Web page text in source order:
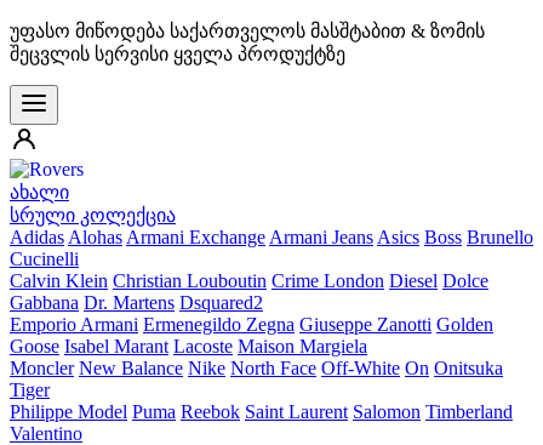
უფასო მიწოდება საქართველოს მასშტაბით & ზომის
შეცვლის სერვისი ყველა პროდუქტზე
ახალი
სრული კოლექცია
Adidas Alohas Armani Exchange Armani Jeans Asics Boss Brunello
Cucinelli
Calvin Klein Christian Louboutin Crime London Diesel Dolce
Gabbana Dr. Martens Dsquared2
Emporio Armani Ermenegildo Zegna Giuseppe Zanotti Golden
Goose Isabel Marant Lacoste Maison Margiela
Moncler New Balance Nike North Face Off-White On Onitsuka
Tiger
Philippe Model Puma Reebok Saint Laurent Salomon Timberland
Valentino